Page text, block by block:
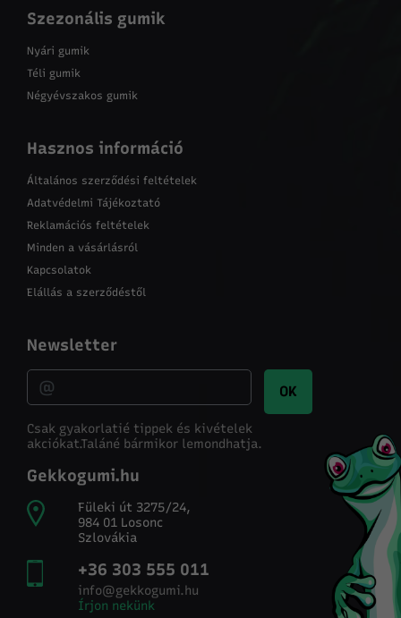
Szezonális gumik
Nyári gumik
Téli gumik
Négyévszakos gumik
Hasznos információ
Általános szerződési feltételek
Adatvédelmi Tájékoztató
Reklamációs feltételek
Minden a vásárlásról
Kapcsolatok
Elállás a szerződéstől
Newsletter
OK
Csak gyakorlatié tippek és kivételek
akciókat.Taláné bármikor lemondhatja.
Gekkogumi.hu
Füleki út 3275/24,
984 01 Losonc
Szlovákia
+36 303 555 011
info@gekkogumi.hu
Írjon nekünk